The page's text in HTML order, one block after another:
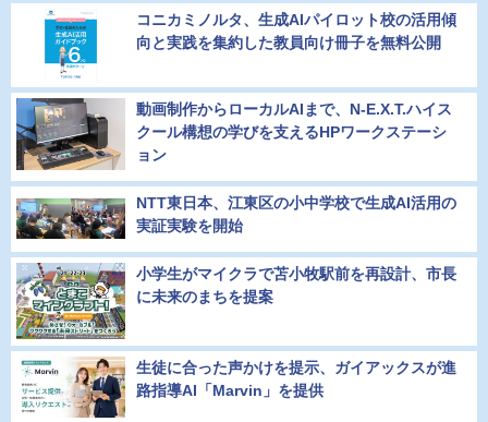
コニカミノルタ、生成AIパイロット校の活用傾
向と実践を集約した教員向け冊子を無料公開
動画制作からローカルAIまで、N-E.X.T.ハイス
クール構想の学びを支えるHPワークステーシ
ョン
NTT東日本、江東区の小中学校で生成AI活用の
実証実験を開始
小学生がマイクラで苫小牧駅前を再設計、市長
に未来のまちを提案
生徒に合った声かけを提示、ガイアックスが進
路指導AI「Marvin」を提供